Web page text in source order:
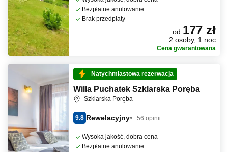
Bezpłatne anulowanie
Brak przedpłaty
od 177 zł
2 osoby, 1 noc
Cena gwarantowana
Natychmiastowa rezerwacja
Willa Puchatek Szklarska Poręba
Szklarska Poręba
9.8 Rewelacyjny 56 opinii
Wysoka jakość, dobra cena
Bezpłatne anulowanie